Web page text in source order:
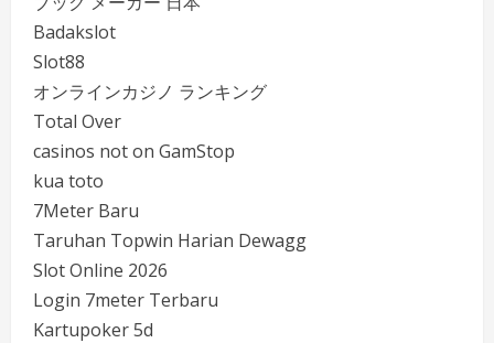
Badakslot
Slot88
オンラインカジノ ランキング
Total Over
casinos not on GamStop
kua toto
7Meter Baru
Taruhan Topwin Harian Dewagg
Slot Online 2026
Login 7meter Terbaru
Kartupoker 5d